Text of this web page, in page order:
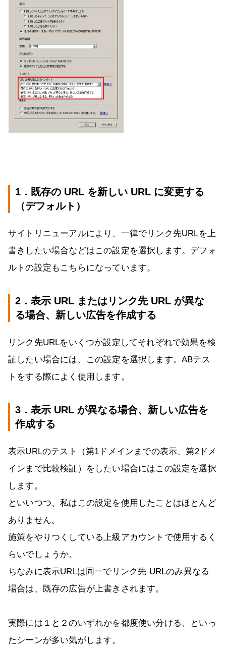
1．既存の URL を新しい URL に変更する
（デフォルト）
サイトリニューアルにより、一律でリンク先URLを上
書きしたい場合などはこの設定を選択します。デフォ
ルトの設定もこちらになっています。
2．表示 URL またはリンク先URL が異な
る場合、新しい広告を作成する
リンク先URLをいくつか設定してそれぞれで効果を検
証したい場合には、この設定を選択します。ABテス
トをする際によく使用します。
3．表示 URL が異なる場合、新しい広告を
作成する
表示URLのテスト（第1ドメインまでの表示、第2ドメ
インまで比較検証）をしたい場合にはこの設定を選択
します。
といいつつ、私はこの設定を使用したことはほとんど
ありません。
施策をやりつくしている上級アカウントで使用するく
らいでしょうか。
ちなみに表示URLは同一でリンク先 URLのみ異なる
場合は、既存の広告が上書きされます。
実際には１と２のいずれかを都度使い分ける、といっ
たシーンが多い気がします。